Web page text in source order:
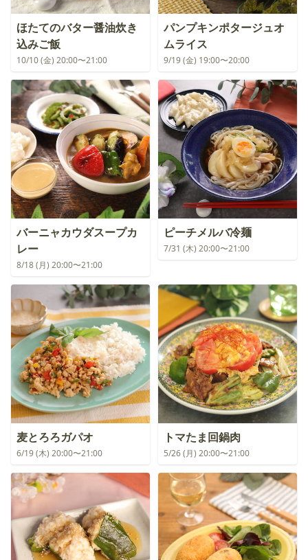
ほたてのバター醤油炊き
込みご飯
10/10 (金) 20:00〜21:00
パンプキンポタージュオ
ムライス
9/19 (金) 19:00〜20:00
バーニャカウダスープカ
レー
8/18 (月) 20:00〜21:00
ピーチメルバ冷麺
7/31 (木) 20:00〜21:00
麦とろろガパオ
6/19 (木) 20:00〜21:00
トマたま回鍋肉
5/26 (月) 20:00〜21:00